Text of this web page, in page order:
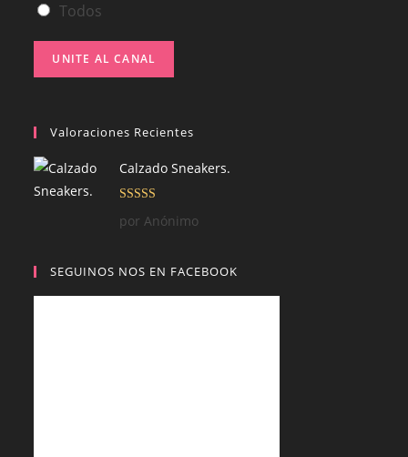
Todos
UNITE AL CANAL
Valoraciones Recientes
Calzado Sneakers.
Valorado con
5
por Anónimo
SEGUINOS NOS EN FACEBOOK